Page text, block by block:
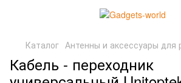
Каталог Антенны и аксессуары для
Кабель - переходник